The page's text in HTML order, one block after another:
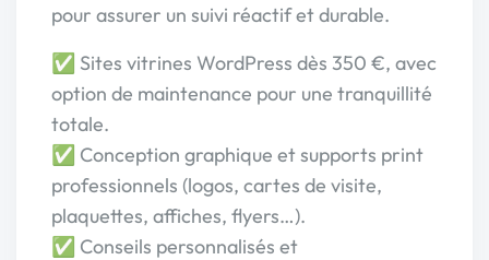
pour assurer un suivi réactif et durable.
✅ Sites vitrines WordPress dès 350 €, avec
option de maintenance pour une tranquillité
totale.
✅ Conception graphique et supports print
professionnels (logos, cartes de visite,
plaquettes, affiches, flyers…).
✅ Conseils personnalisés et